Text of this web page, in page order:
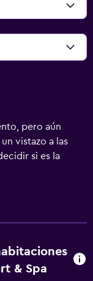
pero aún
vistazo a las
si es la
& Spa